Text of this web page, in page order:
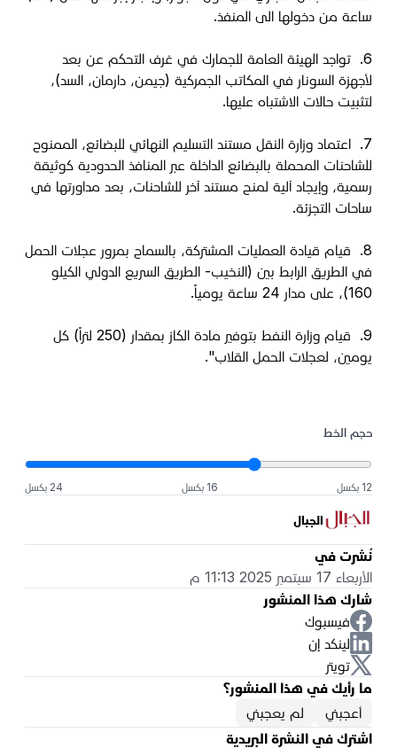
ساعة من دخولها الى المنفذ.
6.
تواجد الهيئة العامة للجمارك في غرف التحكم عن بعد
لأجهزة السونار في المكاتب الجمركية (جيمن، دارمان، السد)،
لتثبيت حالات الاشتباه عليها.
7.
اعتماد وزارة النقل مستند التسليم النهائي للبضائع، الممنوح
للشاحنات المحملة بالبضائع الداخلة عبر المنافذ الحدودية كوثيقة
رسمية، وإيجاد آلية لمنح مستند آخر للشاحنات، بعد مداورتها في
ساحات التجزئة.
8.
قيام قيادة العمليات المشتركة، بالسماح بمرور عجلات الحمل
في الطريق الرابط بين (النخيب- الطريق السريع الدولي الكيلو
160)، على مدار 24 ساعة يومياً
.
9.
قيام وزارة النفط بتوفير مادة الكاز بمقدار (250 لتراً) كل
يومين، لعجلات الحمل القلاب".
حجم الخط
12 بكسل 16 بكسل 24 بكسل
الجبال
نُشرت في
الأربعاء 17 سبتمبر 2025 11:13 م
شارك هذا المنشور
فيسبوك
لينكد إن
تويتر
ما رأيك في هذا المنشور؟
أعجبني
لم يعجبني
اشترك في النشرة البريدية